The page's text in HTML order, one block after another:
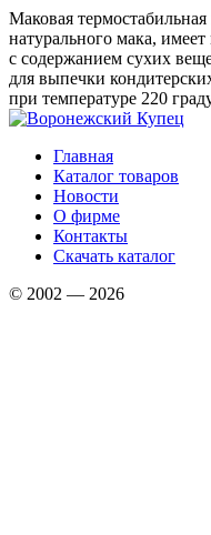
Маковая
натурального мака,
с содержанием сухих
для выпечки
при температуре 220
Главная
Каталог товаров
Новости
О фирме
Контакты
Скачать каталог
© 2002 — 2026